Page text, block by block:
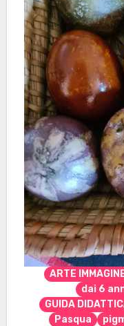
ARTE
dai 6
GUIDA
Pasqua